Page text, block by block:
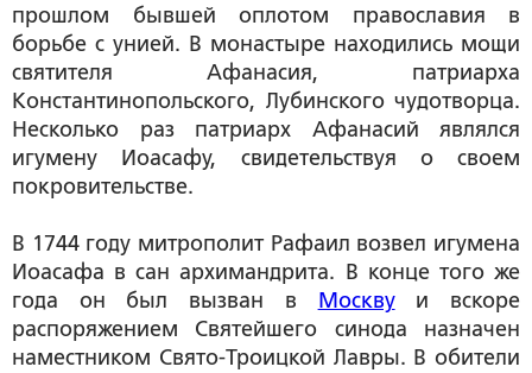
прошлом бывшей оплотом православия в
борьбе с унией. В монастыре находились мощи
святителя Афанасия, патриарха
Константинопольского, Лубинского чудотворца.
Несколько раз патриарх Афанасий являлся
игумену Иоасафу, свидетельствуя о своем
покровительстве.
В 1744 году митрополит Рафаил возвел игумена
Иоасафа в сан архимандрита. В конце того же
года он был вызван в
Москвуи вскоре
распоряжением Святейшего синода назначен
наместником Свято-Троицкой Лавры. В обители